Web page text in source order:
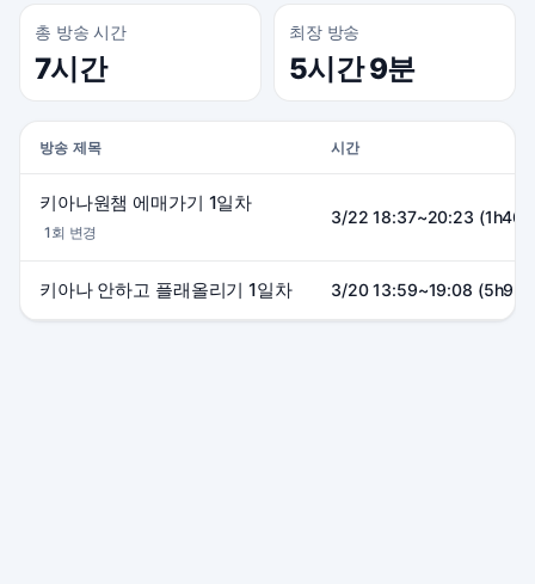
총 방송 시간
7시간
최장 방송
5시간 9분
방송 제목 시간
키아나원챔 에매가기 1일차
1회 변경
3/22 18:37~20:23
키아나 안하고 플래올리기 1일차 3/20 13:59~19:08 (5h9m)